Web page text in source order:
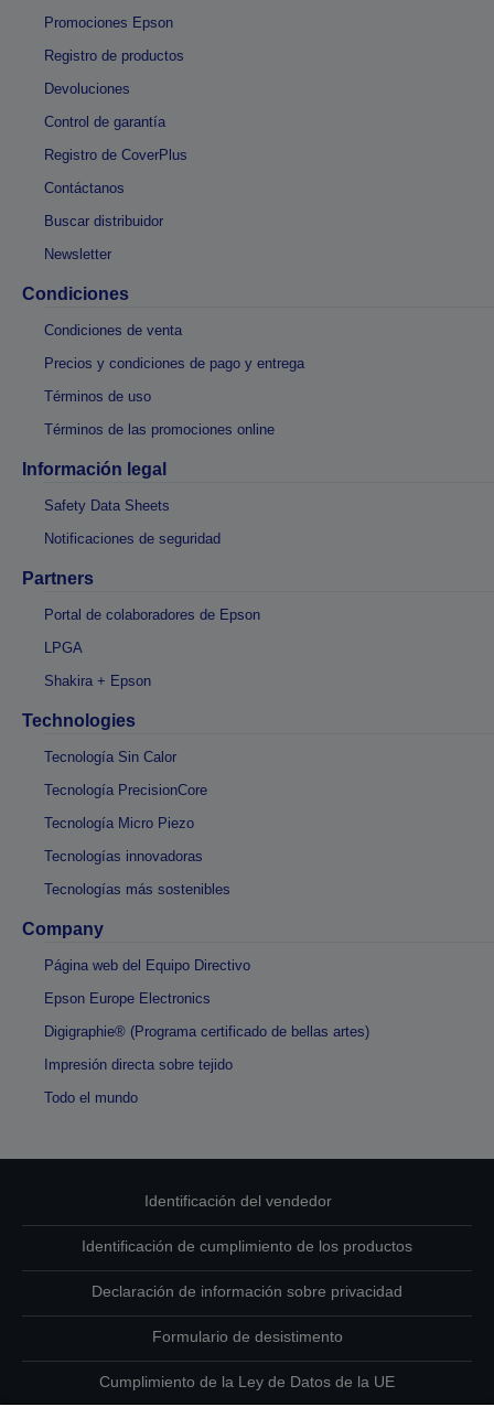
Promociones Epson
Registro de productos
Devoluciones
Control de garantía
Registro de CoverPlus
Contáctanos
Buscar distribuidor
Newsletter
Condiciones
Condiciones de venta
Precios y condiciones de pago y entrega
Términos de uso
Términos de las promociones online
Información legal
Safety Data Sheets
Notificaciones de seguridad
Partners
Portal de colaboradores de Epson
LPGA
Shakira + Epson
Technologies
Tecnología Sin Calor
Tecnología PrecisionCore
Tecnología Micro Piezo
Tecnologías innovadoras
Tecnologías más sostenibles
Company
Página web del Equipo Directivo
Epson Europe Electronics
Digigraphie® (Programa certificado de bellas artes)
Impresión directa sobre tejido
Todo el mundo
Identificación del vendedor
Identificación de cumplimiento de los productos
Declaración de información sobre privacidad
Formulario de desistimento
Cumplimiento de la Ley de Datos de la UE